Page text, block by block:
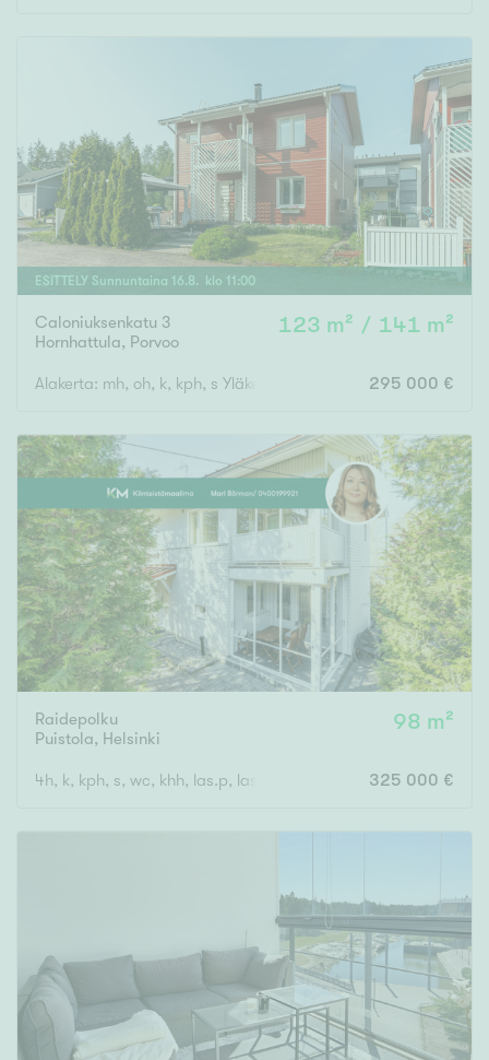
Uudiskohteet
Vain uudiskohteet Ei uudiskohteita
Arvokohteet
Vain arvokohteet Ei arvokohteita
Kunto
Hyvä
Tyydyttävä
Välttävä
Ominaisuudet
Hissi
Järvi- tai merinäköala
Maalämpö
Oma ranta
Oma sauna
ESITTELY Sunnuntaina 16.8. klo 11 :00
Caloniuksenkatu 3
Hornhattula, Porvoo
123 m² / 141 m²
Alakerta: mh, oh, k, kph, s Yläkerta: 3 mh, tilava aula, kph, vh,
295 000 €
Raidepolku
Puistola, Helsinki
98 m²
4h, k, kph, s, wc, khh, las.p, las.ter, var, piha 325 000 €